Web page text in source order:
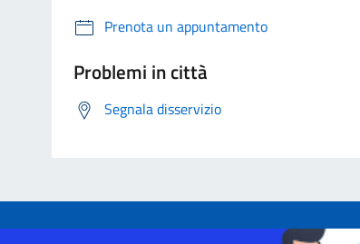
Prenota un appuntamento
Problemi in città
Segnala disservizio